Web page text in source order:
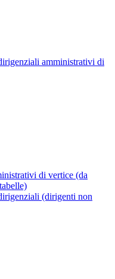
amministrativi di
di vertice (da
(dirigenti non